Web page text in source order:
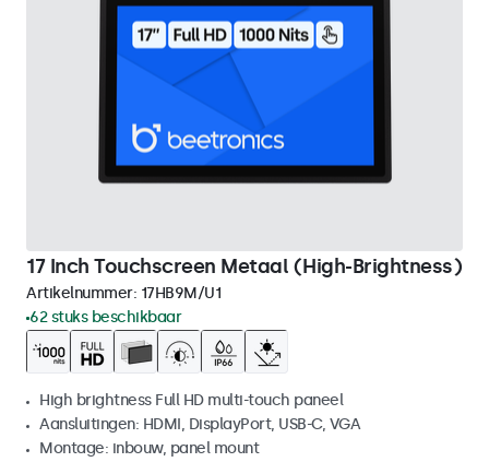
17 Inch Touchscreen Metaal (High-Brightness)
Artikelnummer: 17HB9M/U1
62 stuks beschikbaar
High brightness Full HD multi-touch paneel
Aansluitingen: HDMI, DisplayPort, USB-C, VGA
Montage: inbouw, panel mount